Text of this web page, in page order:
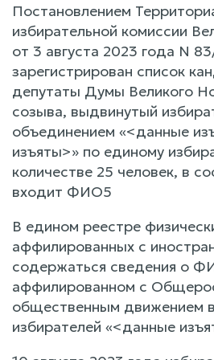
Постановлением
избирательной комиссии
от 3 августа 2023 года N
зарегистрирован список
депутаты Думы Великого
созыва, выдвинутый
объединением «<данные
изъяты>» по единому
количестве 25 человек, в
входит ФИО5
В едином реестре
аффилированных с
содержаться сведения о
аффилированном с
общественным движением
избирателей «<данные